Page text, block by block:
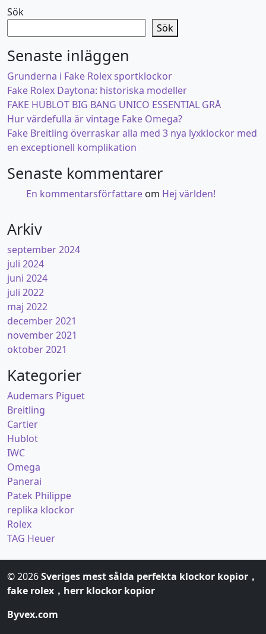
Sök
Sök
Senaste inläggen
Grunderna i Fake Rolex sportklockor
Fake Rolex Daytona: historiska modeller
FAKE HUBLOT BIG BANG UNICO ESSENTIAL GRÅ
Hur värdefulla är vintage Fake Omega?
Fake Breitling överraskar alla med 3 nya lyxklockor med
en exceptionell komplikation
Senaste kommentarer
En kommentarsförfattare om Hej världen!
Arkiv
september 2024
juli 2024
juni 2024
juli 2022
maj 2022
december 2021
november 2021
oktober 2021
Kategorier
Audemars Piguet
Breitling
Cartier
Hublot
IWC
Omega
Panerai
Patek Philippe
replika klockor
Rolex
TAG Heuer
© 2026Sveriges mest sålda perfekta klockor kopior，
fake rolex，herr klockor kopior
Byvex.com